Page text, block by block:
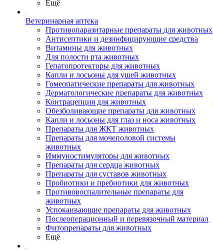
Ещё
Ветеринарная аптека
Противопаразитарные препараты для животных
Антисептики и дезинфицирующие средства
Витамины для животных
Для полости рта животных
Гепатопротекторы для животных
Капли и лосьоны для ушей животных
Гомеопатические препараты для животных
Дерматологические препараты для животных
Контрацепция для животных
Обезболивающие препараты для животных
Капли и лосьоны для глаз и носа животных
Препараты для ЖКТ животных
Препараты для мочеполовой системы
животных
Иммуностимуляторы для животных
Препараты для сердца животных
Препараты для суставов животных
Пробиотики и пребиотики для животных
Противовоспалительные препараты для
животных
Успокаивающие препараты для животных
Послеоперационный и перевязочный материал
Фитопрепараты для животных
Ещё